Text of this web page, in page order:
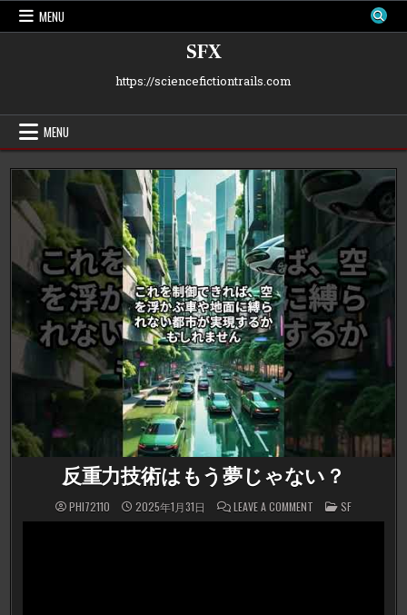
Skip
MENU
SFX
https://sciencefictiontrails.com
MENU
反重力技術はもう夢じゃない？
PHI72110 2025年1月31日 LEAVE A COMMENT POSTED
IN
SF